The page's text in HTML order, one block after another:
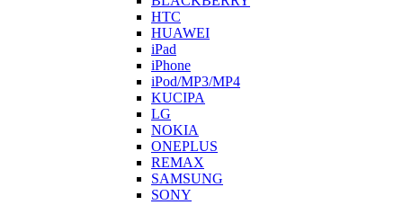
HTC
HUAWEI
iPad
iPhone
iPod/MP3/MP4
KUCIPA
LG
NOKIA
ONEPLUS
REMAX
SAMSUNG
SONY